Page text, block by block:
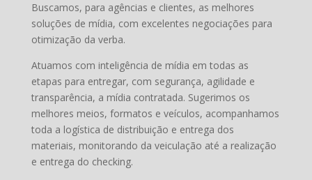
Buscamos, para agências e clientes, as melhores
soluções de mídia, com excelentes negociações para
otimização da verba.
Atuamos com inteligência de mídia em todas as
etapas para entregar, com segurança, agilidade e
transparência, a mídia contratada. Sugerimos os
melhores meios, formatos e veículos, acompanhamos
toda a logística de distribuição e entrega dos
materiais, monitorando da veiculação até a realização
e entrega do checking.